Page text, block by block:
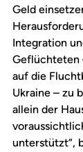
Geld
Integration
Geflüchteten
auf die
Ukraine – zu
allein der
unterstützt“,